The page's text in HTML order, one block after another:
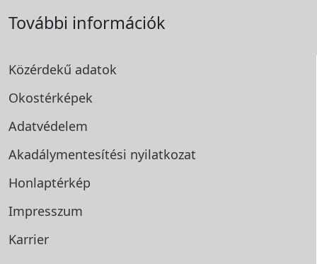
További információk
Közérdekű adatok
Okostérképek
Adatvédelem
Akadálymentesítési nyilatkozat
Honlaptérkép
Impresszum
Karrier